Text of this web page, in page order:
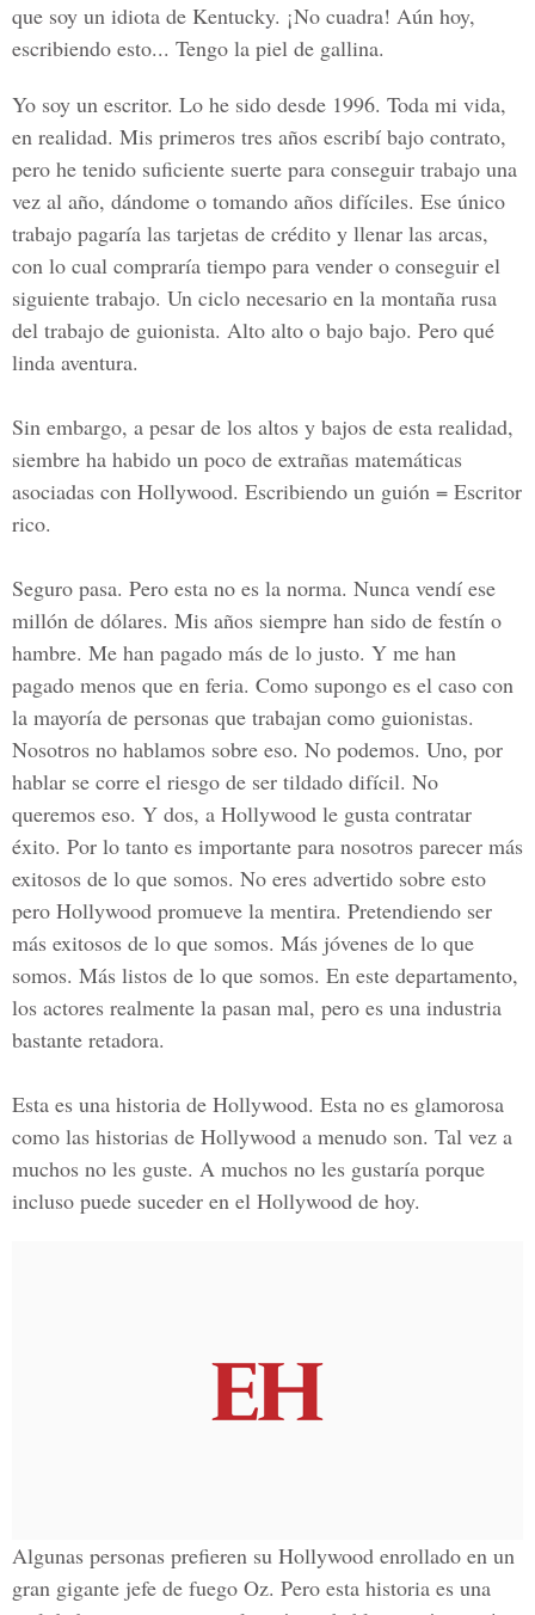
que soy un idiota de Kentucky. ¡No cuadra! Aún hoy,
escribiendo esto... Tengo la piel de gallina.
Yo soy un escritor. Lo he sido desde 1996. Toda mi vida,
en realidad. Mis primeros tres años escribí bajo contrato,
pero he tenido suficiente suerte para conseguir trabajo una
vez al año, dándome o tomando años difíciles. Ese único
trabajo pagaría las tarjetas de crédito y llenar las arcas,
con lo cual compraría tiempo para vender o conseguir el
siguiente trabajo. Un ciclo necesario en la montaña rusa
del trabajo de guionista. Alto alto o bajo bajo. Pero qué
linda aventura.
Sin embargo, a pesar de los altos y bajos de esta realidad,
siembre ha habido un poco de extrañas matemáticas
asociadas con Hollywood. Escribiendo un guión = Escritor
rico.
Seguro pasa. Pero esta no es la norma. Nunca vendí ese
millón de dólares. Mis años siempre han sido de festín o
hambre. Me han pagado más de lo justo. Y me han
pagado menos que en feria. Como supongo es el caso con
la mayoría de personas que trabajan como guionistas.
Nosotros no hablamos sobre eso. No podemos. Uno, por
hablar se corre el riesgo de ser tildado difícil. No
queremos eso. Y dos, a Hollywood le gusta contratar
éxito. Por lo tanto es importante para nosotros parecer más
exitosos de lo que somos. No eres advertido sobre esto
pero Hollywood promueve la mentira. Pretendiendo ser
más exitosos de lo que somos. Más jóvenes de lo que
somos. Más listos de lo que somos. En este departamento,
los actores realmente la pasan mal, pero es una industria
bastante retadora.
Esta es una historia de Hollywood. Esta no es glamorosa
como las historias de Hollywood a menudo son. Tal vez a
muchos no les guste. A muchos no les gustaría porque
incluso puede suceder en el Hollywood de hoy.
Algunas personas prefieren su Hollywood enrollado en un
gran gigante jefe de fuego Oz. Pero esta historia es una